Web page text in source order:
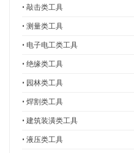
• 敲击类工具
• 测量类工具
• 电子电工类工具
• 绝缘类工具
• 园林类工具
• 焊割类工具
• 建筑装潢类工具
• 液压类工具